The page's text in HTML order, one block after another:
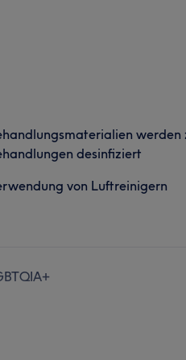
werden
desinfiziert
von Luftreinigern